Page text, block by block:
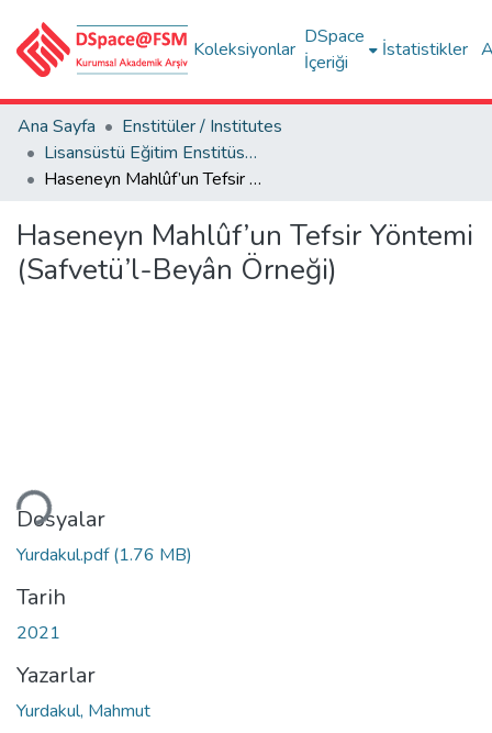
Koleksiyonlar
DSpace
İçeriği
İstatistikler
Ana Sayfa
Enstitüler / Institutes
Lisansüstü Eğitim Enstitüsü Tez Koleksiyonu
Haseneyn Mahlûf’un Tefsir Yöntemi (Safvetü’l-Beyân Örneği)
Haseneyn Mahlûf’un Tefsir Yöntemi
(Safvetü’l-Beyân Örneği)
Dosyalar
Yurdakul.pdf(1.76 MB)
Tarih
2021
Yazarlar
Yurdakul, Mahmut